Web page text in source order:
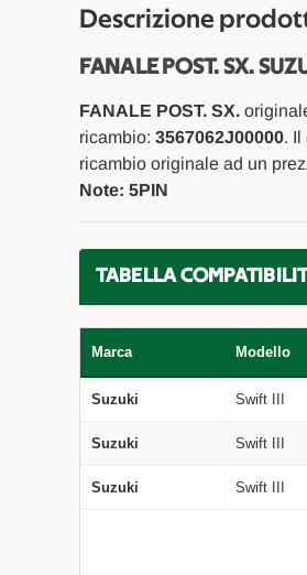
Descrizione
FANALE POST. SX.
FANALE POST. SX.
ricambio: 3567062J00000. Il
ricambio originale ad un
Note: 5PIN
TABELLA
Marca Modello
Suzuki Swift III
Suzuki Swift III
Suzuki Swift III